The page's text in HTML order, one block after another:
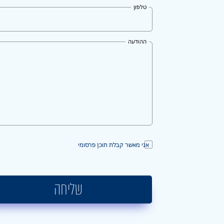
טלפון
ההודעה
אני מאשר קבלת תוכן פרסומי
שליחה